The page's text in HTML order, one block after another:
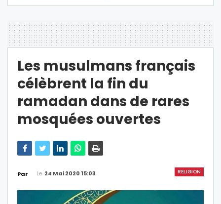
Les musulmans français
célèbrent la fin du
ramadan dans de rares
mosquées ouvertes
RELIGION
Par Le 24 Mai 2020 15:03